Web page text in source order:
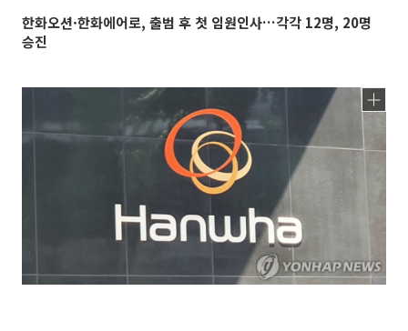
한화오션·한화에어로, 출범 후 첫 임원인사…각각 12명, 20명
승진